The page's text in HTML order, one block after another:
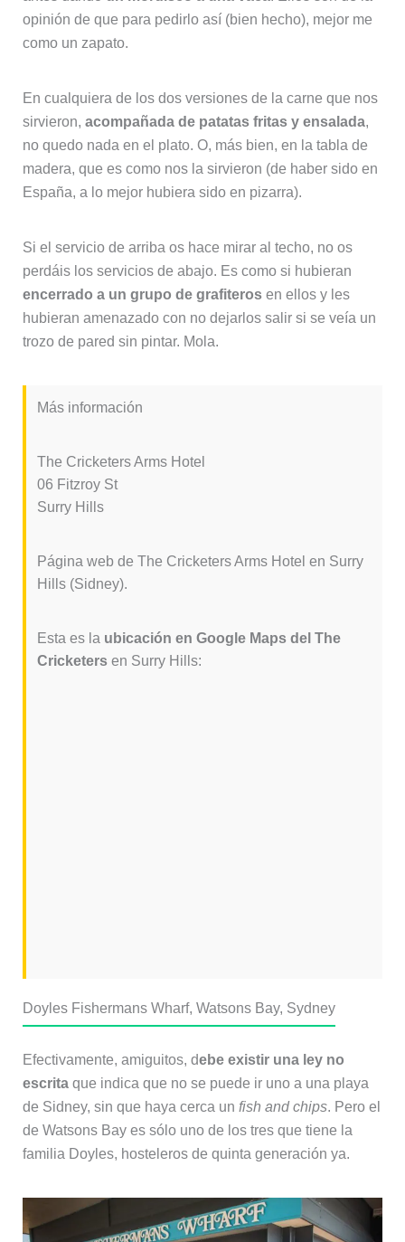
opinión de que para pedirlo así (bien hecho), mejor me
como un zapato.
En cualquiera de los dos versiones de la carne que nos
sirvieron, acompañada de patatas fritas y ensalada,
no quedo nada en el plato. O, más bien, en la tabla de
madera, que es como nos la sirvieron (de haber sido en
España, a lo mejor hubiera sido en pizarra).
Si el servicio de arriba os hace mirar al techo, no os
perdáis los servicios de abajo. Es como si hubieran
encerrado a un grupo de grafiterosen ellos y les
hubieran amenazado con no dejarlos salir si se veía un
trozo de pared sin pintar. Mola.
Más información
The Cricketers Arms Hotel
06 Fitzroy St
Surry Hills
Página web de The Cricketers Arms Hotel en Surry
Hills (Sidney).
Esta es la ubicación en Google Maps del The
Cricketersen Surry Hills:
Doyles Fishermans Wharf, Watsons Bay, Sydney
Efectivamente, amiguitos, debe existir una ley no
escritaque indica que no se puede ir uno a una playa
de Sidney, sin que haya cerca un fish and chips. Pero el
de Watsons Bay es sólo uno de los tres que tiene la
familia Doyles, hosteleros de quinta generación ya.